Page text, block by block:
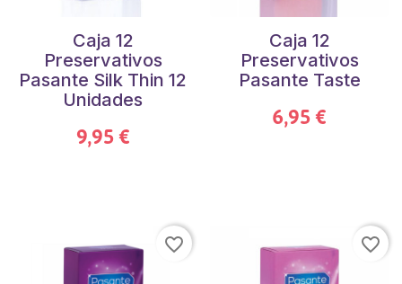
Caja 12
Preservativos
Pasante Silk Thin 12
Unidades
9,95 €
Caja 12
Preservativos
Pasante Taste
6,95 €
favorite_border favorite_border